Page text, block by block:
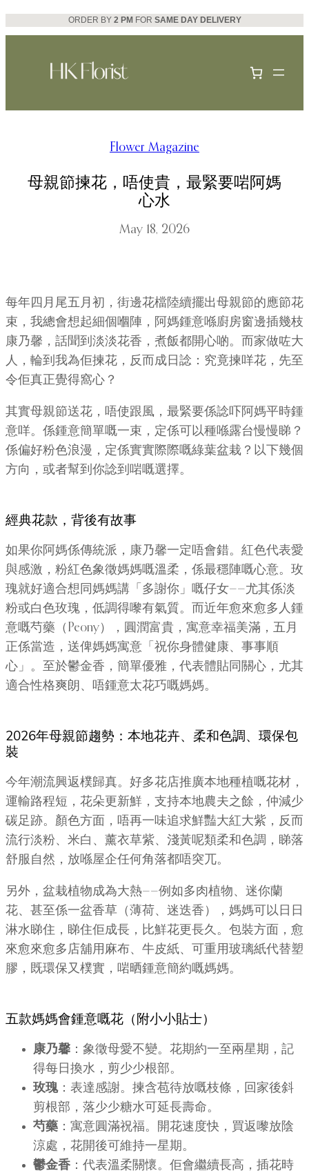
Skip
to
ORDER BY 2 PM FOR SAME DAY DELIVERY
Flower Magazine
母親節揀花，唔使貴，最緊要啱阿媽
心水
May 18, 2026
每年四月尾五月初，街邊花檔陸續擺出母親節的應節花
束，我總會想起細個嗰陣，阿媽鍾意喺廚房窗邊插幾枝
康乃馨，話聞到淡淡花香，煮飯都開心啲。而家做咗大
人，輪到我為佢揀花，反而成日諗：究竟揀咩花，先至
令佢真正覺得窩心？
其實母親節送花，唔使跟風，最緊要係諗吓阿媽平時鍾
意咩。係鍾意簡單嘅一束，定係可以種喺露台慢慢睇？
係偏好粉色浪漫，定係實實際際嘅綠葉盆栽？以下幾個
方向，或者幫到你諗到啱嘅選擇。
經典花款，背後有故事
如果你阿媽係傳統派，康乃馨一定唔會錯。紅色代表愛
與感激，粉紅色象徵媽媽嘅溫柔，係最穩陣嘅心意。玫
瑰就好適合想同媽媽講「多謝你」嘅仔女——尤其係淡
粉或白色玫瑰，低調得嚟有氣質。而近年愈來愈多人鍾
意嘅芍藥（Peony），圓潤富貴，寓意幸福美滿，五月
正係當造，送俾媽媽寓意「祝你身體健康、事事順
心」。至於鬱金香，簡單優雅，代表體貼同關心，尤其
適合性格爽朗、唔鍾意太花巧嘅媽媽。
2026年母親節趨勢：本地花卉、柔和色調、環保包
裝
今年潮流興返樸歸真。好多花店推廣本地種植嘅花材，
運輸路程短，花朵更新鮮，支持本地農夫之餘，仲減少
碳足跡。顏色方面，唔再一味追求鮮豔大紅大紫，反而
流行淡粉、米白、薰衣草紫、淺黃呢類柔和色調，睇落
舒服自然，放喺屋企任何角落都唔突兀。
另外，盆栽植物成為大熱——例如多肉植物、迷你蘭
花、甚至係一盆香草（薄荷、迷迭香），媽媽可以日日
淋水睇住，睇住佢成長，比鮮花更長久。包裝方面，愈
來愈來愈多店舖用麻布、牛皮紙、可重用玻璃紙代替塑
膠，既環保又樸實，啱晒鍾意簡約嘅媽媽。
五款媽媽會鍾意嘅花（附小小貼士）
康乃馨 ：象徵母愛不變。花期約一至兩星期，記
得每日換水，剪少少根部。
玫瑰：表達感謝。揀含苞待放嘅枝條，回家後斜
剪根部，落少少糖水可延長壽命。
芍藥 ：寓意圓滿祝福。開花速度快，買返嚟放陰
涼處，花開後可維持一星期。
鬱金香 ：代表溫柔關懷。佢會繼續長高，插花時